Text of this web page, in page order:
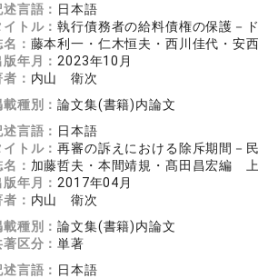
述言語： 日本語
イトル：執行債務者の給料債権の保護－
： 藤本利一・仁木恒夫・西川佳代・安
版年月： 2023年10月
： 内山 衛次
載種別：論文集(書籍)内論文
述言語： 日本語
イトル：再審の訴えにおける除斥期間－
： 加藤哲夫・本間靖規・髙田昌宏編
版年月： 2017年04月
： 内山 衛次
載種別：論文集(書籍)内論文
著区分：単著
述言語： 日本語